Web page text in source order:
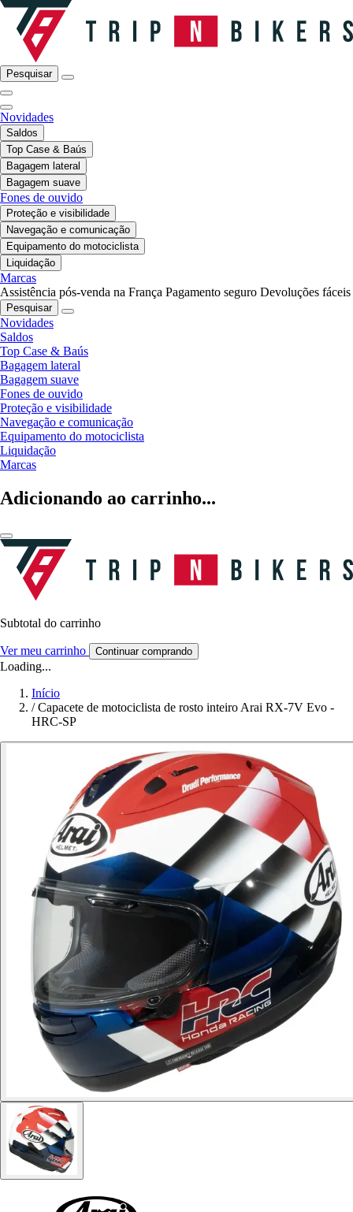
Pesquisar
Novidades
Saldos
Top Case & Baús
Bagagem lateral
Bagagem suave
Fones de ouvido
Proteção e visibilidade
Navegação e comunicação
Equipamento do motociclista
Liquidação
Marcas
Assistência pós-venda na França Pagamento seguro Devoluções fáceis
Pesquisar
Novidades
Saldos
Top Case & Baús
Bagagem lateral
Bagagem suave
Fones de ouvido
Proteção e visibilidade
Navegação e comunicação
Equipamento do motociclista
Liquidação
Marcas
Adicionando ao carrinho...
Subtotal do carrinho
Ver meu carrinho Continuar comprando
Loading...
Início
/ Capacete de motociclista de rosto inteiro Arai RX-7V Evo -
HRC-SP